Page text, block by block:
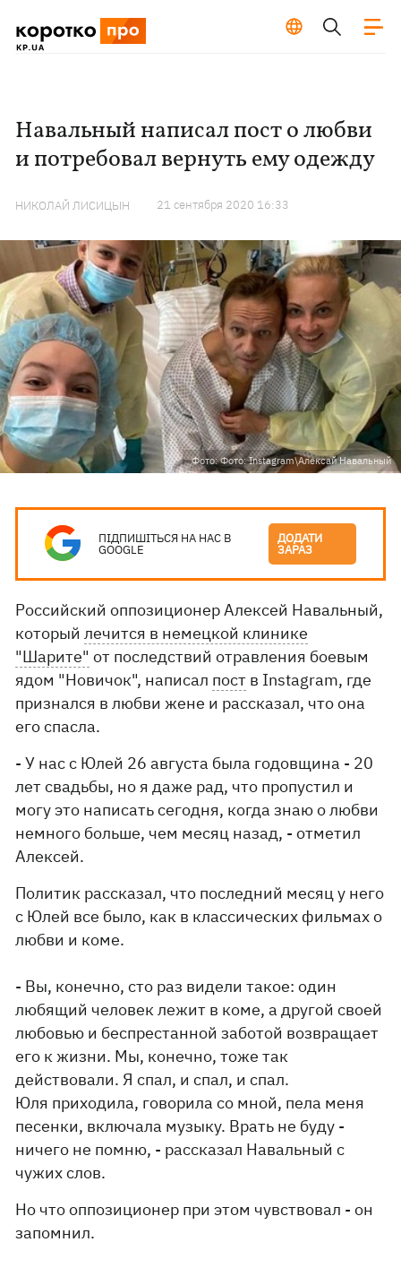
Навальный написал пост о любви
и потребовал вернуть ему одежду
НИКОЛАЙ ЛИСИЦЫН 21 сентября 2020 16:33
Фото: Фото: Instagram\Алексай Навальный
ПІДПИШІТЬСЯ НА НАС В
GOOGLE
ДОДАТИ
ЗАРАЗ
Российский оппозиционер Алексей Навальный,
которыйлечится в немецкой клинике
"Шарите" от последствий отравления боевым
ядом "Новичок", написал пост в Instagram, где
признался в любви жене и рассказал, что она
его спасла.
- У нас с Юлей 26 августа была годовщина - 20
лет свадьбы, но я даже рад, что пропустил и
могу это написать сегодня, когда знаю о любви
немного больше, чем месяц назад, - отметил
Алексей.
Политик рассказал, что последний месяц у него
с Юлей все было, как в классических фильмах о
любви и коме.
- Вы, конечно, сто раз видели такое: один
любящий человек лежит в коме, а другой своей
любовью и беспрестанной заботой возвращает
его к жизни. Мы, конечно, тоже так
действовали. Я спал, и спал, и спал.
Юля приходила, говорила со мной, пела меня
песенки, включала музыку. Врать не буду -
ничего не помню, - рассказал Навальный с
чужих слов.
Но что оппозиционер при этом чувствовал - он
запомнил.